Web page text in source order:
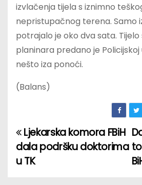
izvlačenja tijela s iznimno
nepristupačnog terena. Samo
potrajalo je oko dva sata.
planinara predano je Policijskoj
nešto iza ponoći.
(Balans)
P
o
Ljekarska komora FBiH
dala podršku doktorima
u TK